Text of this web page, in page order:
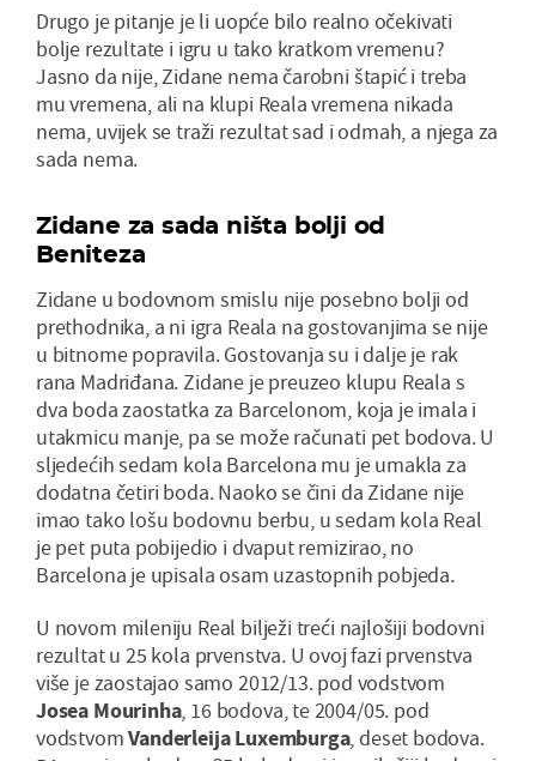
Drugo je pitanje je li uopće bilo realno očekivati
bolje rezultate i igru u tako kratkom vremenu?
Jasno da nije, Zidane nema čarobni štapić i treba
mu vremena, ali na klupi Reala vremena nikada
nema, uvijek se traži rezultat sad i odmah, a njega za
sada nema.
Zidane za sada ništa bolji od
Beniteza
Zidane u bodovnom smislu nije posebno bolji od
prethodnika, a ni igra Reala na gostovanjima se nije
u bitnome popravila. Gostovanja su i dalje je rak
rana Madriđana. Zidane je preuzeo klupu Reala s
dva boda zaostatka za Barcelonom, koja je imala i
utakmicu manje, pa se može računati pet bodova. U
sljedećih sedam kola Barcelona mu je umakla za
dodatna četiri boda. Naoko se čini da Zidane nije
imao tako lošu bodovnu berbu, u sedam kola Real
je pet puta pobijedio i dvaput remizirao, no
Barcelona je upisala osam uzastopnih pobjeda.
U novom mileniju Real bilježi treći najlošiji bodovni
rezultat u 25 kola prvenstva. U ovoj fazi prvenstva
više je zaostajao samo 2012/13. pod vodstvom
Josea Mourinha, 16 bodova, te 2004/05. pod
vodstvomVanderleija Luxemburga, deset bodova.